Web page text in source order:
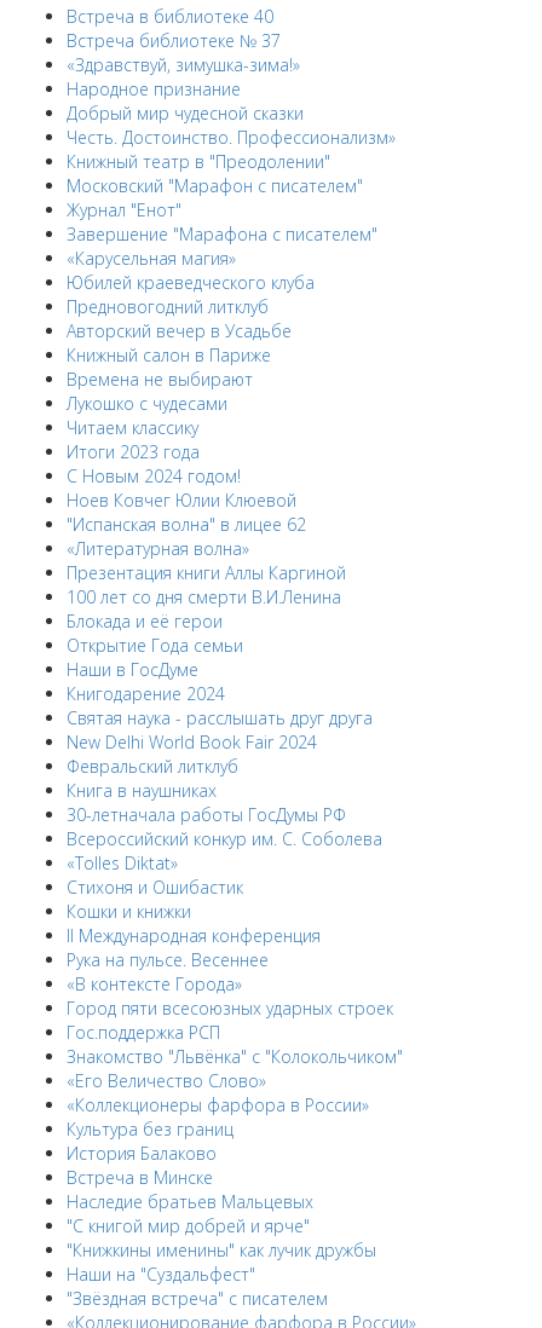
Встреча в библиотеке 40
Встреча библиотеке № 37
«Здравствуй, зимушка-зима!»
Народное признание
Добрый мир чудесной сказки
Честь. Достоинство. Профессионализм»
Книжный театр в "Преодолении"
Московский "Марафон с писателем"
Журнал "Енот"
Завершение "Марафона с писателем"
«Карусельная магия»
Юбилей краеведческого клуба
Предновогодний литклуб
Авторский вечер в Усадьбе
Книжный салон в Париже
Времена не выбирают
Лукошко с чудесами
Читаем классику
Итоги 2023 года
С Новым 2024 годом!
Ноев Ковчег Юлии Клюевой
"Испанская волна" в лицее 62
«Литературная волна»
Презентация книги Аллы Каргиной
100 лет со дня смерти В.И.Ленина
Блокада и её герои
Открытие Года семьи
Наши в ГосДуме
Книгодарение 2024
Святая наука - расслышать друг друга
New Delhi World Book Fair 2024
Февральский литклуб
Книга в наушниках
30-летначала работы ГосДумы РФ
Всероссийский конкур им. С. Соболева
«Tolles Diktat»
Стихоня и Ошибастик
Кошки и книжки
II Международная конференция
Рука на пульсе. Весеннее
«В контексте Города»
Город пяти всесоюзных ударных строек
Гос.поддержка РСП
Знакомство "Львёнка" с "Колокольчиком"
«Его Величество Слово»
«Коллекционеры фарфора в России»
Культура без границ
История Балаково
Встреча в Минске
Наследие братьев Мальцевых
"С книгой мир добрей и ярче"
"Книжкины именины" как лучик дружбы
Наши на "Суздальфест"
"Звёздная встреча" с писателем
«Коллекционирование фарфора в России»